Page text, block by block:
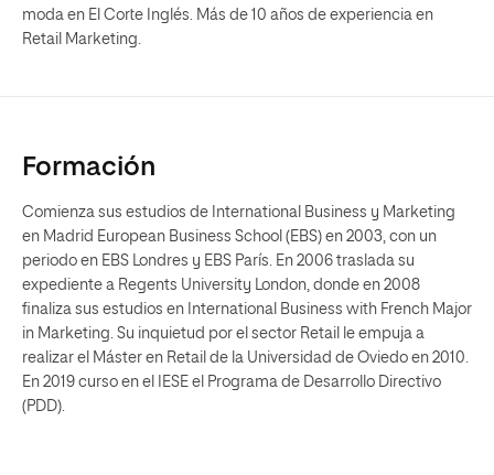
moda en El Corte Inglés. Más de 10 años de experiencia en
Retail Marketing.
Formación
Comienza sus estudios de International Business y Marketing
en Madrid European Business School (EBS) en 2003, con un
periodo en EBS Londres y EBS París. En 2006 traslada su
expediente a Regents University London, donde en 2008
finaliza sus estudios en International Business with French Major
in Marketing. Su inquietud por el sector Retail le empuja a
realizar el Máster en Retail de la Universidad de Oviedo en 2010.
En 2019 curso en el IESE el Programa de Desarrollo Directivo
(PDD).